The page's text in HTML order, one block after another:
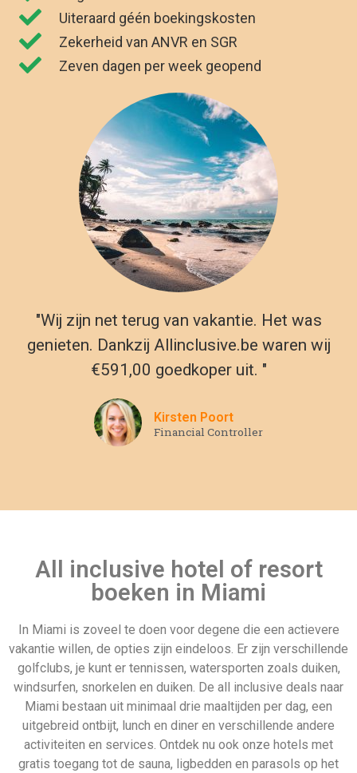
Uiteraard géén boekingskosten
Zekerheid van ANVR en SGR
Zeven dagen per week geopend
"Wij zijn net terug van vakantie. Het was
genieten. Dankzij Allinclusive.be waren wij
€591,00 goedkoper uit. "
Kirsten Poort
Financial Controller
All inclusive hotel of resort
boeken in Miami
In Miami is zoveel te doen voor degene die een actievere
vakantie willen, de opties zijn eindeloos. Er zijn verschillende
golfclubs, je kunt er tennissen, watersporten zoals duiken,
windsurfen, snorkelen en duiken. De all inclusive deals naar
Miami bestaan uit minimaal drie maaltijden per dag, een
uitgebreid ontbijt, lunch en diner en verschillende andere
activiteiten en services. Ontdek nu ook onze hotels met
gratis toegang tot de sauna, ligbedden en parasols op het